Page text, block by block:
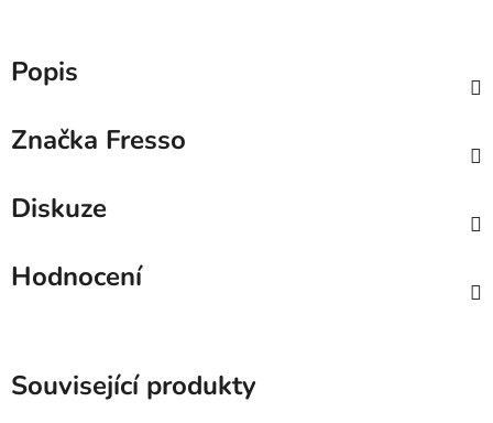
Popis
Značka Fresso
Diskuze
Hodnocení
Související produkty